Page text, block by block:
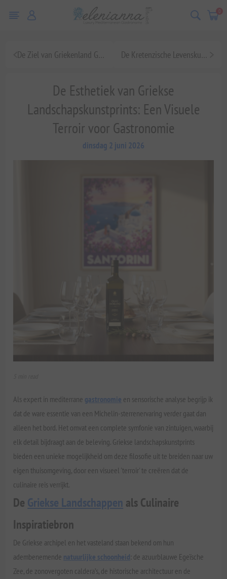
0
De Esthetiek van Griekse
Landschapskunstprints: Een Visuele
Terroir voor Gastronomie
dinsdag 2 juni 2026
Als expert in mediterrane gastronomie en sensorische analyse begrijp ik
dat de ware essentie van een Michelin-sterrenervaring verder gaat dan
alleen het bord. Het omvat een complete symfonie van zintuigen, waarbij
elk detail bijdraagt aan de beleving. Griekse landschapskunstprints
bieden een unieke mogelijkheid om deze filosofie uit te breiden naar uw
eigen thuisomgeving, door een visueel 'terroir' te creëren dat de
culinaire reis verrijkt.
De Griekse Landschappen als Culinaire
Inspiratiebron
De Griekse archipel en het vasteland staan bekend om hun
adembenemende natuurlijke schoonheid : de azuurblauwe Egeïsche
Zee, de zonovergoten caldera’s, de historische architectuur en de